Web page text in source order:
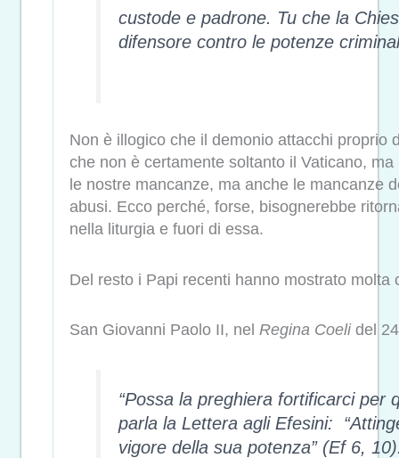
custode e padrone. Tu che la
difensore contro le potenze
Non è illogico che il demonio attacchi proprio
che non è certamente soltanto il Vaticano,
le nostre mancanze, ma anche le mancanze
abusi. Ecco perché, forse, bisognerebbe
nella liturgia e fuori di essa.
Del resto i Papi recenti hanno mostrato
San Giovanni Paolo II, nel Regina Coelidel
“Possa la preghiera fortificarci per
parla la Lettera agli Efesini:
vigore della sua potenza” (Ef 6,